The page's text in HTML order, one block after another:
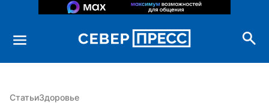
СтатьиЗдоровье